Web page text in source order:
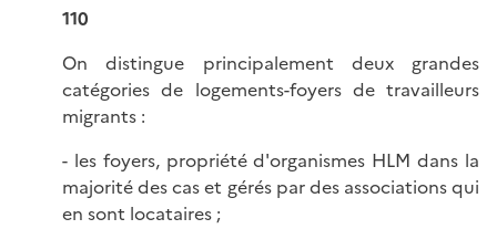
110
On distingue principalement deux grandes
catégories de logements-foyers de travailleurs
migrants :
- les foyers, propriété d'organismes HLM dans la
majorité des cas et gérés par des associations qui
en sont locataires ;